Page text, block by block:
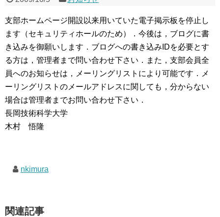
支部ホームページ開設以来用いていた電子掲示板を停止し
ます（セキュリティホールのため）．今後は，ブログに書
き込みを御願いします．ブログへの書き込みIDを必要とす
る方は，管理者まで問い合わせ下さい．また，支部会員全
員へのお知らせは，メーリングリストにより可能です．メ
ーリングリストのメールアドレスに関しても，分からない
場合は管理者までお問い合わせ下さい．
長岡技術科学大学
木村 悟隆
nkimura
関連記事